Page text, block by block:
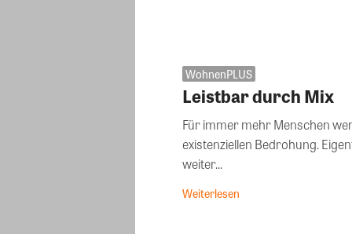
WohnenPLUS
Leistbar durch Mix
Für immer mehr Menschen
existenziellen Bedrohung.
weiter...
Weiterlesen